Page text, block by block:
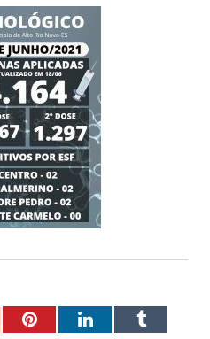
PinterestLinkedInTumblr